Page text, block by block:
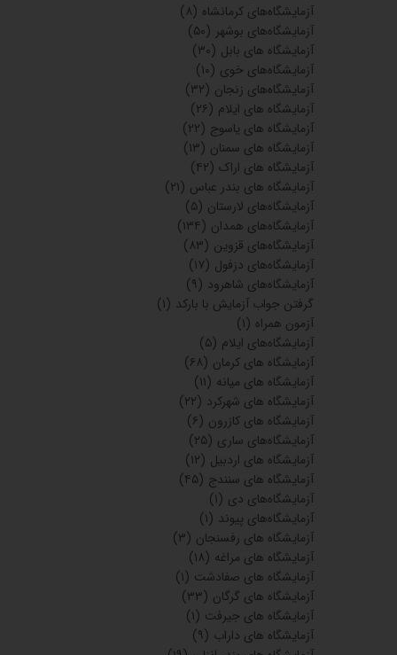
آزمایشگاه‌های کرمانشاه (۸)
آزمایشگاه‌های بوشهر (۵۰)
آزمایشگاه های بابل (۳۰)
آزمایشگاه‌های خوی (۱۰)
آزمایشگاه‌های زنجان (۳۲)
آزمایشگاه های ایلام (۲۶)
آزمایشگاه های یاسوج (۲۲)
آزمایشگاه های سمنان (۱۳)
آزمایشگاه های اراک (۴۲)
آزمایشگاه های بندر عباس (۲۱)
آزمایشگاه‌های لارستان (۵)
آزمایشگاه‌های همدان (۱۳۴)
آزمایشگاه‌های قزوین (۸۳)
آزمایشگاه‌های دزفول (۱۷)
آزمایشگاه‌های شاهرود (۹)
گرفتن جواب آزمایش با بارکد (۱)
آزمون همراه (۱)
آزمایشگاه‌های ایلام (۵)
آزمایشگاه های کرمان (۶۸)
آزمایشگاه های میانه (۱۱)
آزمایشگاه های شهرکرد (۲۲)
آزمایشگاه های کازرون (۶)
آزمایشگاه‌های ساری (۲۵)
آزمایشگاه های اردبیل (۱۲)
آزمایشگاه های سنندج (۴۵)
آزمایشگاه‌های دی (۱)
آزمایشگاه‌های پیوند (۱)
آزمایشگاه های رفسنجان (۳)
آزمایشگاه های مراغه (۱۸)
آزمایشگاه های صفادشت (۱)
آزمایشگاه های گرگان (۳۳)
آزمایشگاه های جیرفت (۱)
آزمایشگاه های داراب (۹)